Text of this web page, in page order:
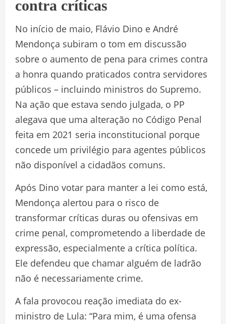
contra críticas
No início de maio, Flávio Dino e André
Mendonça subiram o tom em discussão
sobre o aumento de pena para crimes contra
a honra quando praticados contra servidores
públicos – incluindo ministros do Supremo.
Na ação que estava sendo julgada, o PP
alegava que uma alteração no Código Penal
feita em 2021 seria inconstitucional porque
concede um privilégio para agentes públicos
não disponível a cidadãos comuns.
Após Dino votar para manter a lei como está,
Mendonça alertou para o risco de
transformar críticas duras ou ofensivas em
crime penal, comprometendo a liberdade de
expressão, especialmente a crítica política.
Ele defendeu que chamar alguém de ladrão
não é necessariamente crime.
A fala provocou reação imediata do ex-
ministro de Lula: “Para mim, é uma ofensa